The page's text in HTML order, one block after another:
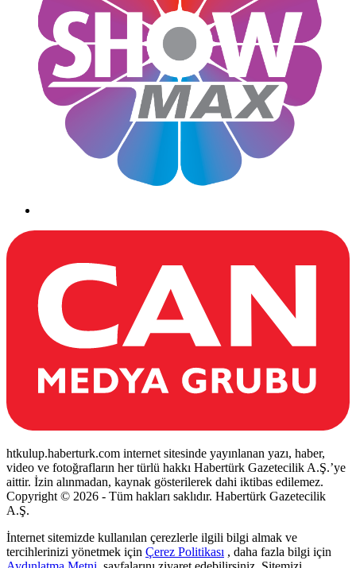
htkulup.haberturk.com internet sitesinde yayınlanan yazı, haber,
video ve fotoğrafların her türlü hakkı Habertürk Gazetecilik A.Ş.’ye
aittir. İzin alınmadan, kaynak gösterilerek dahi iktibas edilemez.
Copyright © 2026 - Tüm hakları saklıdır. Habertürk Gazetecilik
A.Ş.
İnternet sitemizde kullanılan çerezlerle ilgili bilgi almak ve
tercihlerinizi yönetmek için Çerez Politikası , daha fazla bilgi için